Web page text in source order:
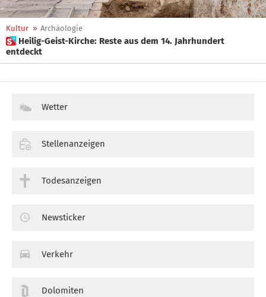
Kultur » Archäologie
 Heilig-Geist-Kirche: Reste aus dem 14. Jahrhundert
entdeckt
Wetter
Stellenanzeigen
Todesanzeigen
Newsticker
Verkehr
Dolomiten